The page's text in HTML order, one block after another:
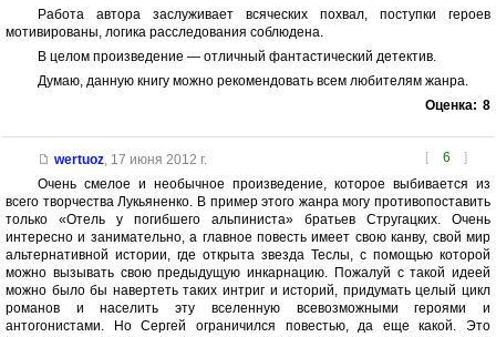
Работа автора заслуживает всяческих похвал, поступки героев
мотивированы, логика расследования соблюдена.
В целом произведение — отличный фантастический детектив.
Думаю, данную книгу можно рекомендовать всем любителям жанра.
Оценка: 8
[ 6 ]
wertuoz, 17 июня 2012 г.
Очень смелое и необычное произведение, которое выбивается из
всего творчества Лукьяненко. В пример этого жанра могу противопоставить
только «Отель у погибшего альпиниста» братьев Стругацких. Очень
интересно и занимательно, а главное повесть имеет свою канву, свой мир
альтернативной истории, где открыта звезда Теслы, с помощью которой
можно вызывать свою предыдущую инкарнацию. Пожалуй с такой идеей
можно было бы навертеть таких интриг и историй, придумать целый цикл
романов и населить эту вселенную всевозможными героями и
антогонистами. Но Сергей ограничился повестью, да еще какой. Это